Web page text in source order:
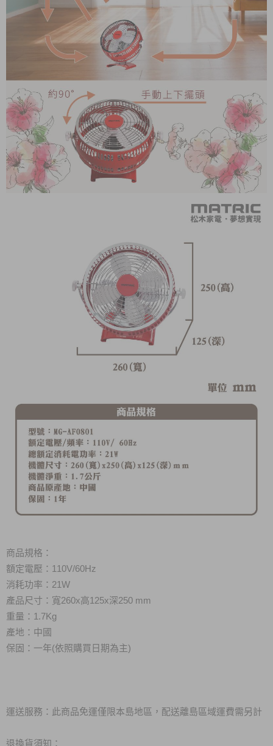
商品規格：
額定電壓：110V/60Hz
消耗功率：21W
產品尺寸：寬260x高125x深250 mm
重量：1.7Kg
產地：中國
保固：一年(依照購買日期為主)
運送服務：此商品免運僅限本島地區，配送離島區域運費需另計
退換貨須知：